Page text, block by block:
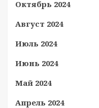
Октябрь 2024
Август 2024
Июль 2024
Июнь 2024
Май 2024
Апрель 2024